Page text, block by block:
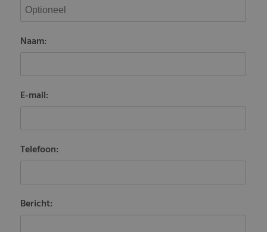
Naam:
E-mail:
Telefoon:
Bericht: